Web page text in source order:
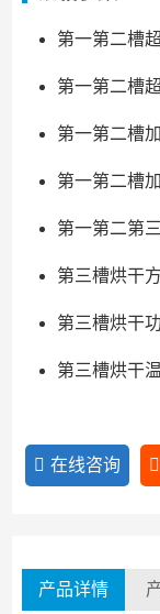
第一第二槽
第一第二槽
第一第二槽
第一第二槽
第一第二第
第三槽烘干
第三槽烘干
第三槽烘干
在线咨询
产品详情